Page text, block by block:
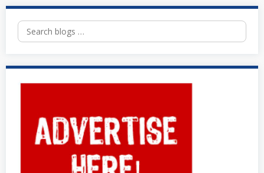
Search
for: